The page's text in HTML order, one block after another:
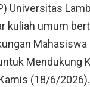
Universitas
kuliah umum
Mendukung
(18/6/2026).